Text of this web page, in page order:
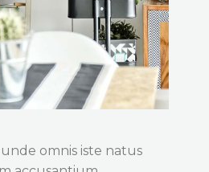
omnis iste natus